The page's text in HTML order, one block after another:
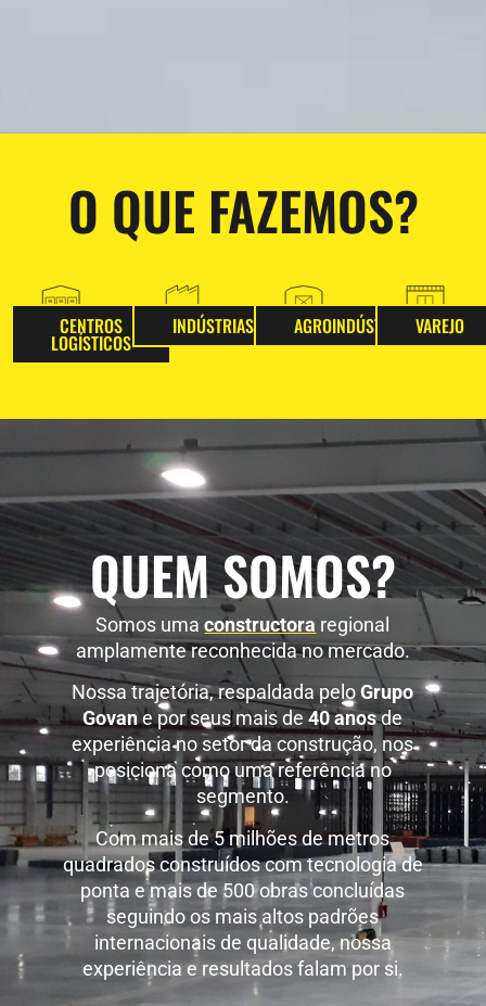
O QUE FAZEMOS?
CENTROS
LOGÍSTICOS
INDÚSTRIAS AGROINDÚSTRIAS VAREJO
QUEM SOMOS?
Somos umaconstructora regional
amplamente reconhecida no mercado.
Nossa trajetória, respaldada peloGrupo
Govane por seus mais de 40 anosde
experiência no setor da construção, nos
posiciona como uma referência no
segmento.
Com mais de 5 milhões de metros
quadrados construídos com tecnologia de
ponta e mais de 500 obras concluídas
seguindo os mais altos padrões
internacionais de qualidade, nossa
experiência e resultados falam por si.